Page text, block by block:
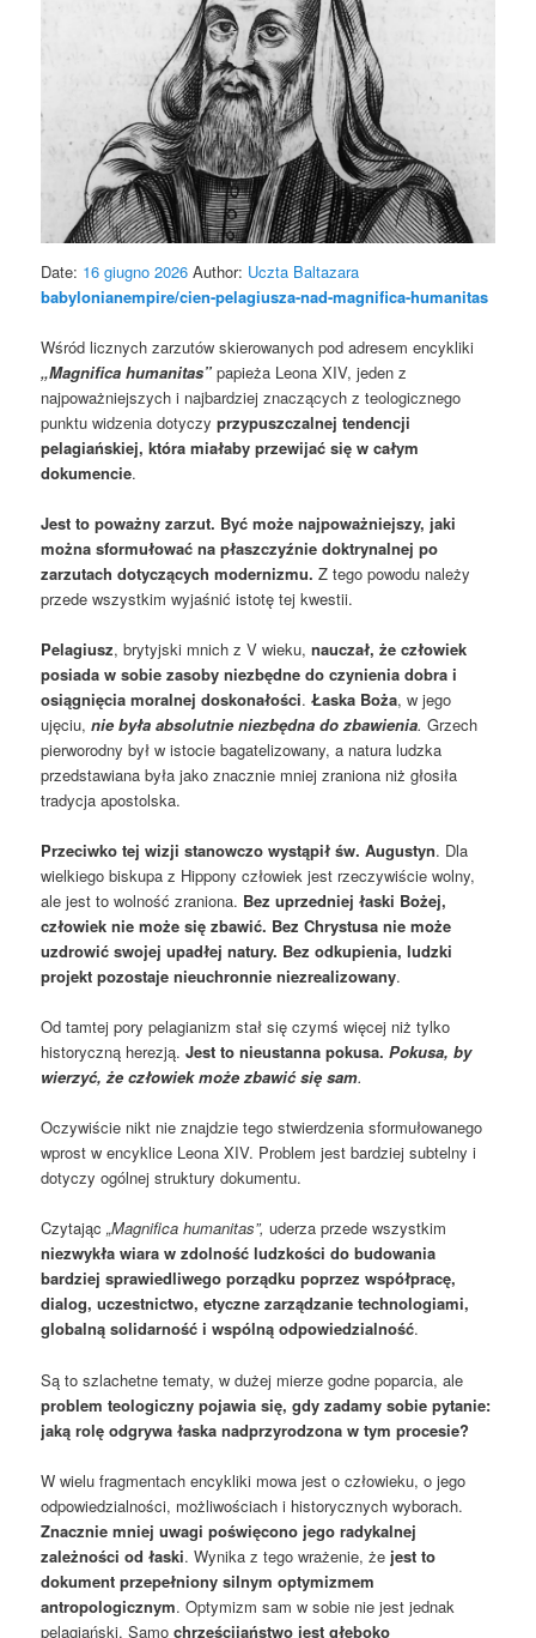
Date: 16 giugno 2026 Author: Uczta Baltazara
babylonianempire/cien-pelagiusza-nad-magnifica-humanitas
Wśród licznych zarzutów skierowanych pod adresem encykliki
„Magnifica humanitas” papieża Leona XIV, jeden z
najpoważniejszych i najbardziej znaczących z teologicznego
punktu widzenia dotyczyprzypuszczalnej tendencji
pelagiańskiej, która miałaby przewijać się w całym
dokumencie.
Jest to poważny zarzut. Być może najpoważniejszy, jaki
można sformułować na płaszczyźnie doktrynalnej po
zarzutach dotyczących modernizmu. Z tego powodu należy
przede wszystkim wyjaśnić istotę tej kwestii.
Pelagiusz, brytyjski mnich z V wieku,nauczał, że człowiek
posiada w sobie zasoby niezbędne do czynienia dobra i
osiągnięcia moralnej doskonałości.Łaska Boża, w jego
ujęciu,nie była absolutnie niezbędna do zbawienia.Grzech
pierworodny był w istocie bagatelizowany, a natura ludzka
przedstawiana była jako znacznie mniej zraniona niż głosiła
tradycja apostolska.
Przeciwko tej wizji stanowczo wystąpił św. Augustyn. Dla
wielkiego biskupa z Hippony człowiek jest rzeczywiście wolny,
ale jest to wolność zraniona. Bez uprzedniej łaski Bożej,
człowiek nie może się zbawić. Bez Chrystusa nie może
uzdrowić swojej upadłej natury. Bez odkupienia, ludzki
projekt pozostaje nieuchronnie niezrealizowany.
Od tamtej pory pelagianizm stał się czymś więcej niż tylko
historyczną herezją.Jest to nieustanna pokusa.Pokusa, by
wierzyć, że człowiek może zbawić się sam.
Oczywiście nikt nie znajdzie tego stwierdzenia sformułowanego
wprost w encyklice Leona XIV. Problem jest bardziej subtelny i
dotyczy ogólnej struktury dokumentu.
Czytając„Magnifica humanitas”, uderza przede wszystkim
niezwykła wiara w zdolność ludzkości do budowania
bardziej sprawiedliwego porządku poprzez współpracę,
dialog, uczestnictwo, etyczne zarządzanie technologiami,
globalną solidarność i wspólną odpowiedzialność.
Są to szlachetne tematy, w dużej mierze godne poparcia, ale
problem teologiczny pojawia się, gdy zadamy sobie pytanie:
jaką rolę odgrywa łaska nadprzyrodzona w tym procesie?
W wielu fragmentach encykliki mowa jest o człowieku, o jego
odpowiedzialności, możliwościach i historycznych wyborach.
Znacznie mniej uwagi poświęcono jego radykalnej
zależności od łaski. Wynika z tego wrażenie, że jest to
dokument przepełniony silnym optymizmem
antropologicznym. Optymizm sam w sobie nie jest jednak
pelagiański. Samochrześcijaństwo jest głęboko